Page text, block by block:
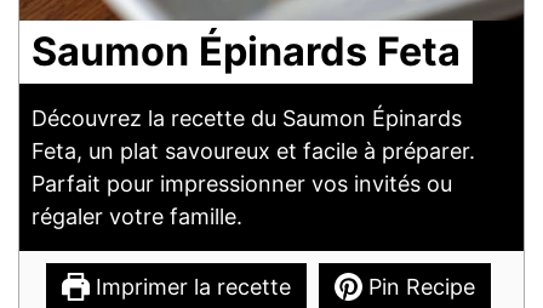
Saumon Épinards Feta
Découvrez la recette du Saumon Épinards
Feta, un plat savoureux et facile à préparer.
Parfait pour impressionner vos invités ou
régaler votre famille.
Imprimer la recette Pin Recipe